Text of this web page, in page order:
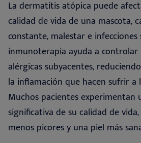
La dermatitis atópica puede
calidad de vida de una mascota,
constante, malestar e infecciones
inmunoterapia ayuda a controlar
alérgicas subyacentes,
la inflamación que hacen sufrir a
Muchos pacientes experimentan
significativa de su calidad de
menos picores y una piel más